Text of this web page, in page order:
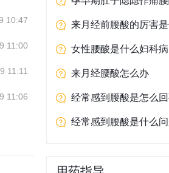
10:47
11:00
11:11
11:06
来月经前腰酸的厉害
女性腰酸是什么妇科病
来月经腰酸怎么办
经常感到腰酸是怎么
经常感到腰酸是什么